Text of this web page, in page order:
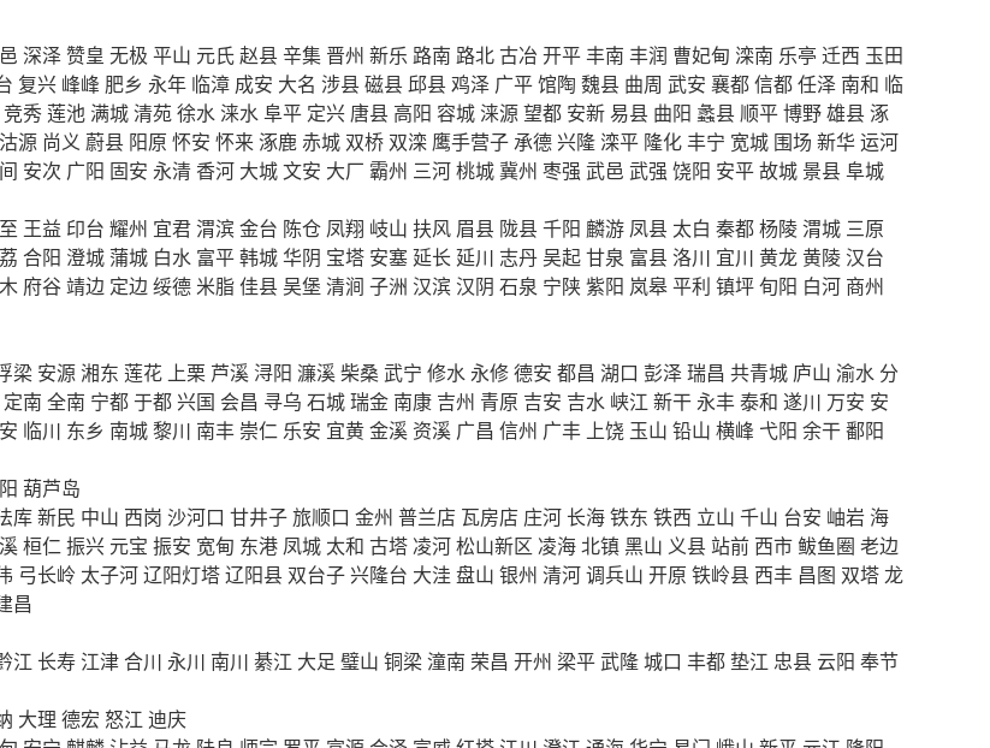
深泽 赞皇 无极 平山 元氏赵县辛集 晋州 新乐 路南 路北古冶 开平丰南 丰润 曹妃甸 滦南 乐亭 迁西 玉田
复兴 峰峰 肥乡 永年 临漳 成安 大名 涉县磁县邱县鸡泽 广平馆陶 魏县 曲周 武安 襄都信都任泽 南和 临
竞秀莲池 满城清苑徐水 涞水阜平 定兴 唐县 高阳 容城 涞源望都 安新易县 曲阳 蠡县 顺平博野雄县涿
沽源 尚义 蔚县 阳原 怀安 怀来涿鹿赤城 双桥 双滦 鹰手营子承德兴隆 滦平 隆化丰宁 宽城 围场 新华运河
安次 广阳 固安 永清 香河 大城文安 大厂 霸州 三河桃城冀州 枣强 武邑 武强 饶阳 安平故城 景县阜城
王益 印台 耀州 宜君渭滨金台 陈仓 凤翔 岐山 扶风 眉县 陇县千阳 麟游 凤县 太白 秦都杨陵渭城 三原
合阳 澄城蒲城 白水 富平韩城华阴 宝塔 安塞延长 延川 志丹吴起甘泉 富县洛川 宜川 黄龙黄陵汉台
府谷靖边 定边绥德 米脂佳县吴堡 清涧 子洲 汉滨汉阴 石泉 宁陕紫阳 岚皋平利 镇坪旬阳 白河 商州
梁 安源湘东 莲花 上栗 芦溪 浔阳 濂溪柴桑武宁 修水 永修德安 都昌 湖口 彭泽瑞昌 共青城 庐山 渝水 分
定南 全南 宁都于都兴国 会昌 寻乌 石城瑞金 南康 吉州 青原 吉安 吉水 峡江 新干 永丰泰和 遂川 万安 安
临川 东乡 南城黎川 南丰 崇仁 乐安 宜黄金溪 资溪 广昌 信州 广丰 上饶 玉山 铅山 横峰 弋阳 余干鄱阳
葫芦岛
库新民 中山 西岗 沙河口 甘井子旅顺口 金州 普兰店 瓦房店 庄河 长海铁东 铁西 立山 千山 台安 岫岩 海
桓仁振兴 元宝 振安 宽甸 东港 凤城 太和 古塔 凌河松山新区 凌海北镇黑山 义县 站前 西市 鲅鱼圈 老边
弓长岭 太子河辽阳灯塔辽阳县 双台子兴隆台 大洼 盘山 银州 清河调兵山 开原 铁岭县 西丰 昌图 双塔龙
昌
江 长寿 江津合川 永川 南川 綦江 大足 璧山 铜梁潼南 荣昌 开州 梁平武隆城口 丰都 垫江 忠县 云阳 奉节
大理 德宏 怒江 迪庆